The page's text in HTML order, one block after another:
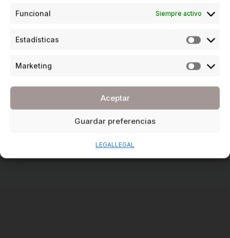
Funcional Siempre activo
Estadísticas
Marketing
Aceptar
Guardar preferencias
LEGALLEGAL